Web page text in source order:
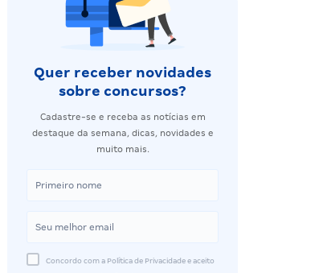
Quer receber novidades
sobre concursos?
Cadastre-se e receba as notícias em
destaque da semana, dicas, novidades e
muito mais.
Concordo com a Política de Privacidade e aceito